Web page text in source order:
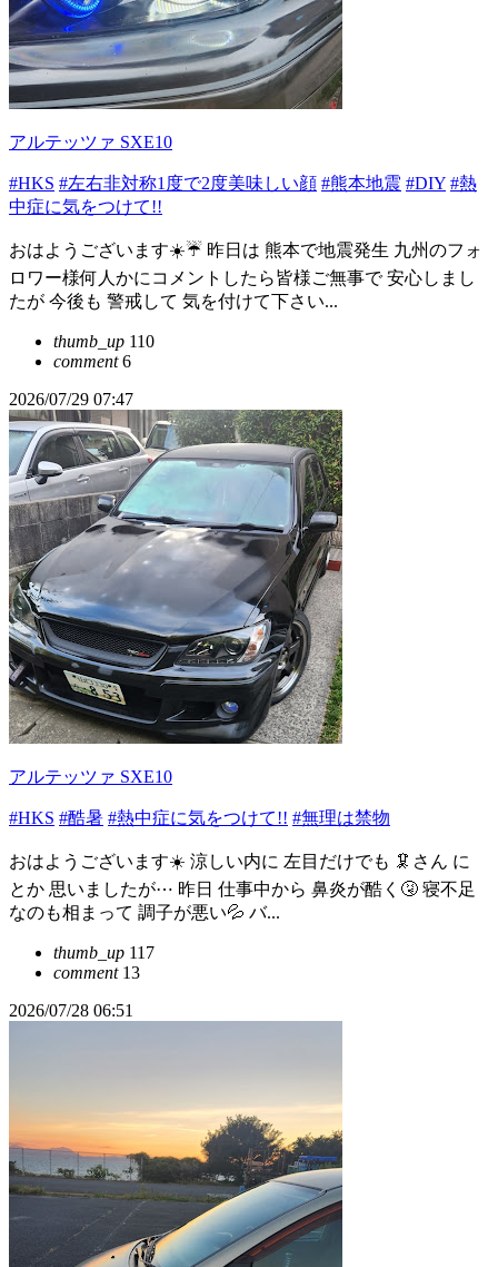
アルテッツァ SXE10
#HKS #左右非対称1度で2度美味しい顔 #熊本地震 #DIY #熱
中症に気をつけて!!
おはようございます☀️☔ 昨日は 熊本で地震発生 九州のフォ
ロワー様何人かにコメントしたら皆様ご無事で 安心しまし
たが 今後も 警戒して 気を付けて下さい...
thumb_up 110
comment6
2026/07/29 07:47
アルテッツァ SXE10
#HKS #酷暑 #熱中症に気をつけて!! #無理は禁物
おはようございます☀️ 涼しい内に 左目だけでも 🦑さん に
とか 思いましたが⋯ 昨日 仕事中から 鼻炎が酷く🤧 寝不足
なのも相まって 調子が悪い💦 バ...
thumb_up 117
comment13
2026/07/28 06:51